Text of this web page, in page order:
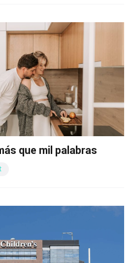
que mil palabras